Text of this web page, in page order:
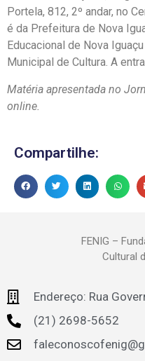
Portela, 812, 2º andar, no
é da Prefeitura de Nova
Educacional de Nova
Municipal de Cultura. A
Matéria apresentada no
online.
Compartilhe:
FENIG –
Cultural
Endereço: Rua
(21) 2698-5652